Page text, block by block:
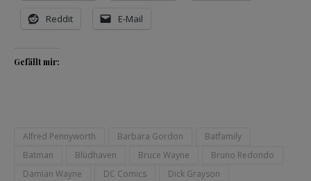
Reddit E-Mail
Gefällt mir:
Alfred Pennyworth Barbara Gordon
Batfamily
Batman
Blüdhaven Bruce Wayne
Bruno Redondo
Damian Wayne
DC Comics Dick Grayson